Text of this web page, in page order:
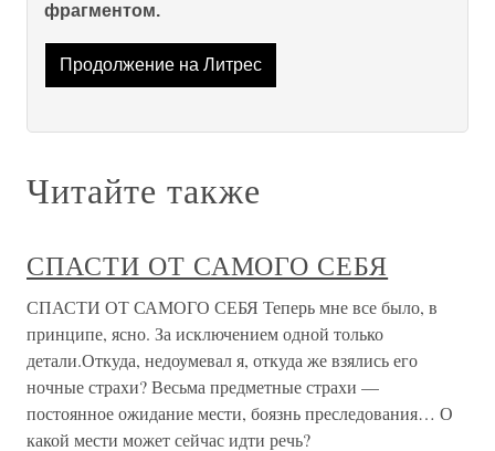
фрагментом.
Продолжение на Литрес
Читайте также
СПАСТИ ОТ САМОГО СЕБЯ
СПАСТИ ОТ САМОГО СЕБЯ Теперь мне все было, в
принципе, ясно. За исключением одной только
детали.Откуда, недоумевал я, откуда же взялись его
ночные страхи? Весьма предметные страхи —
постоянное ожидание мести, боязнь преследования… О
какой мести может сейчас идти речь?